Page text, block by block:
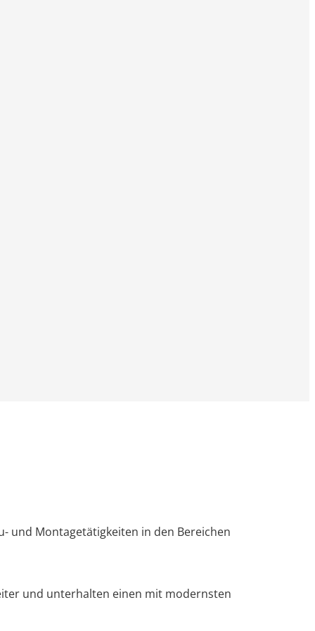
und Montagetätigkeiten in den Bereichen
und unterhalten einen mit modernsten